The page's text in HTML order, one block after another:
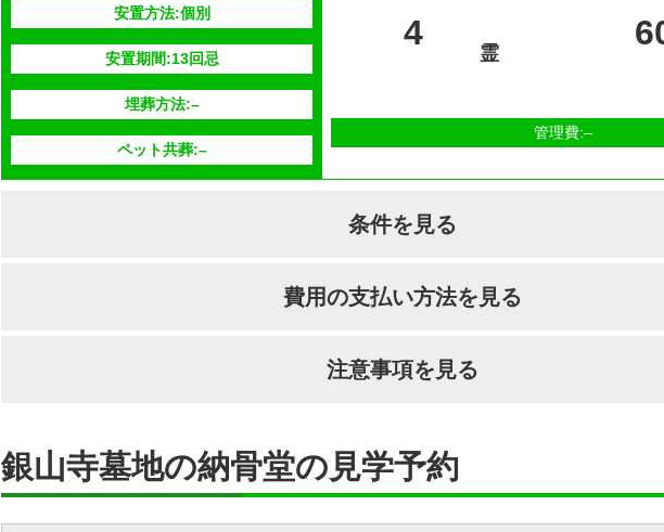
安置方法:個別
安置期間:13回忌
埋葬方法:–
ペット共葬:–
4
霊
管理費:–
条件を見る
費用の支払い方法を見る
注意事項を見る
安置期間経過後 –
銀山寺墓地の納骨堂の見学予約